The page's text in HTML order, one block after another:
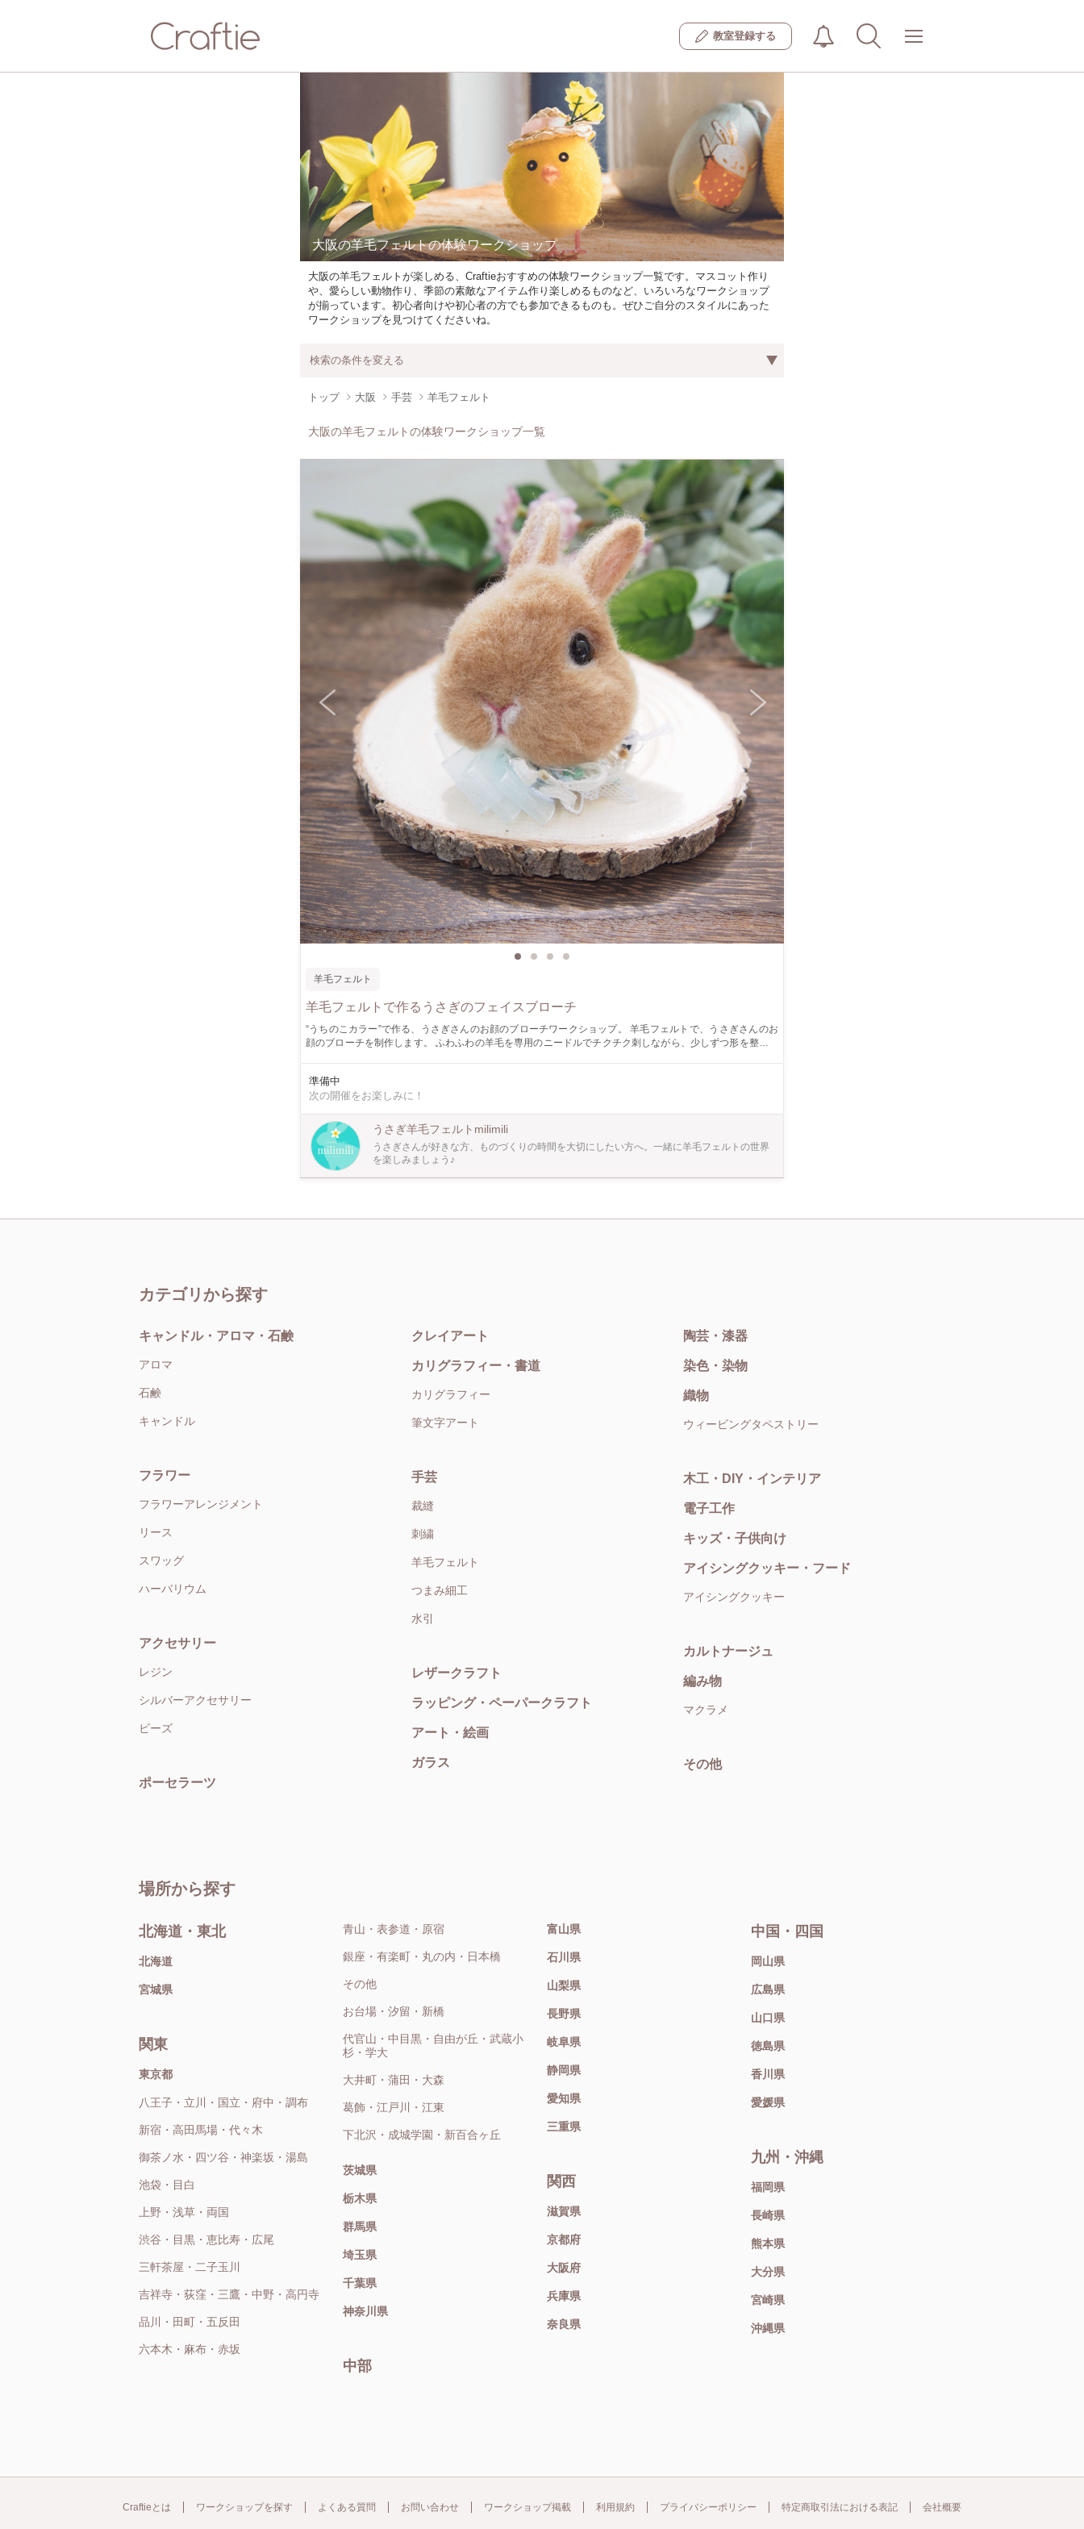
教室登録する
大阪の羊毛フェルトの体験ワークショップ
大阪の羊毛フェルトが楽しめる、Craftieおすすめの体験ワークショップ一覧です。マスコット作り
や、愛らしい動物作り、季節の素敵なアイテム作り楽しめるものなど、いろいろなワークショップ
が揃っています。初心者向けや初心者の方でも参加できるものも。ぜひご自分のスタイルにあった
ワークショップを見つけてくださいね。
検索の条件を変える
トップ 大阪 手芸 羊毛フェルト
大阪の羊毛フェルトの体験ワークショップ一覧
羊毛フェルト
羊毛フェルトで作るうさぎのフェイスブローチ
“うちのこカラー”で作る、うさぎさんのお顔のブローチワークショップ。 羊毛フェルトで、うさぎさんのお
顔のブローチを制作します。 ふわふわの羊毛を専用のニードルでチクチク刺しながら、少しずつ形を整えて
けます。 羊毛フェルト未経験の方も気軽にご参加ください♪ ✼••┈┈┈┈┈┈┈┈┈┈┈┈┈┈┈┈••✼ 「羊毛フェルト」と
は、 ふわふわの羊の毛を専用ニードルを使って チクチク刺していくことで 繊維が絡まり形を作っていくクラ
知らせください。 ・立ち耳、たれ耳どちらかご記入ください。 ・カラー ①フォーン②フロスティ③ライラ
ック④オレンジ⑤ホワイト（赤目） うちの子ご希望の方は、 事前にうさぎさんのお顔が分かる写真を１
枚 メール（milimili.rabbit@gmail.com)にお送りください。
準備中
次の開催をお楽しみに！
うさぎ羊毛フェルトmilimili
うさぎさんが好きな方、ものづくりの時間を大切にしたい方へ。一緒に羊毛フェルトの世界
を楽しみましょう♪
カテゴリから探す
キャンドル・アロマ・石鹸
アロマ
石鹸
キャンドル
フラワー
フラワーアレンジメント
リース
スワッグ
ハーバリウム
アクセサリー
レジン
シルバーアクセサリー
ビーズ
ポーセラーツ
クレイアート
カリグラフィー・書道
カリグラフィー
筆文字アート
手芸
裁縫
刺繍
羊毛フェルト
つまみ細工
水引
レザークラフト
ラッピング・ペーパークラフト
アート・絵画
ガラス
陶芸・漆器
染色・染物
織物
ウィービングタペストリー
木工・DIY・インテリア
電子工作
キッズ・子供向け
アイシングクッキー・フード
アイシングクッキー
カルトナージュ
編み物
マクラメ
その他
場所から探す
北海道・東北
北海道
宮城県
関東
東京都
八王子・立川・国立・府中・調布
新宿・高田馬場・代々木
御茶ノ水・四ツ谷・神楽坂・湯島
池袋・目白
上野・浅草・両国
渋谷・目黒・恵比寿・広尾
三軒茶屋・二子玉川
吉祥寺・荻窪・三鷹・中野・高円寺
品川・田町・五反田
六本木・麻布・赤坂
青山・表参道・原宿
銀座・有楽町・丸の内・日本橋
その他
お台場・汐留・新橋
代官山・中目黒・自由が丘・武蔵小
杉・学大
大井町・蒲田・大森
葛飾・江戸川・江東
下北沢・成城学園・新百合ヶ丘
茨城県
栃木県
群馬県
埼玉県
千葉県
神奈川県
中部
富山県
石川県
山梨県
長野県
岐阜県
静岡県
愛知県
三重県
関西
滋賀県
京都府
大阪府
兵庫県
奈良県
中国・四国
岡山県
広島県
山口県
徳島県
香川県
愛媛県
九州・沖縄
福岡県
長崎県
熊本県
大分県
宮崎県
沖縄県
Craftieとは ワークショップを探す よくある質問 お問い合わせ ワークショップ掲載 利用規約 プライバシーポリシー 特定商取引法における表記 会社概要